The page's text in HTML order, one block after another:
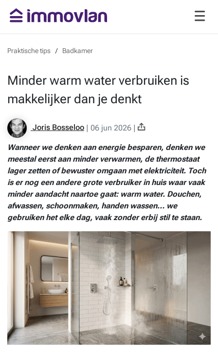
Praktische tips Badkamer
Minder warm water verbruiken is
makkelijker dan je denkt
Joris Bosseloo | 06 jun 2026 |
Wanneer we denken aan energie besparen, denken we
meestal eerst aan minder verwarmen, de thermostaat
lager zetten of bewuster omgaan met elektriciteit. Toch
is er nog een andere grote verbruiker in huis waar vaak
minder aandacht naartoe gaat: warm water. Douchen,
afwassen, schoonmaken, handen wassen… we
gebruiken het elke dag, vaak zonder erbij stil te staan.